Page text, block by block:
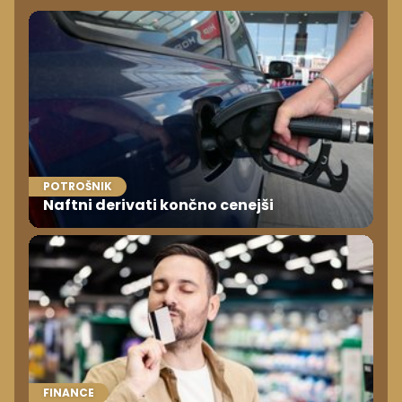
POTROŠNIK
Naftni derivati končno cenejši
FINANCE